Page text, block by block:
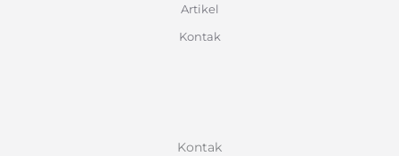
Artikel
Kontak
Kontak